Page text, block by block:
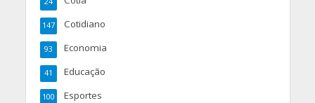
Cotidiano
147
Economia
93
Educação
41
Esportes
100